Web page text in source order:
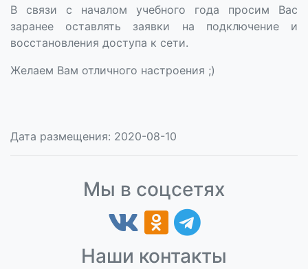
В связи с началом учебного года просим Вас
заранее оставлять заявки на подключение и
восстановления доступа к сети.
Желаем Вам отличного настроения ;)
Дата размещения: 2020-08-10
Мы в соцсетях
Наши контакты